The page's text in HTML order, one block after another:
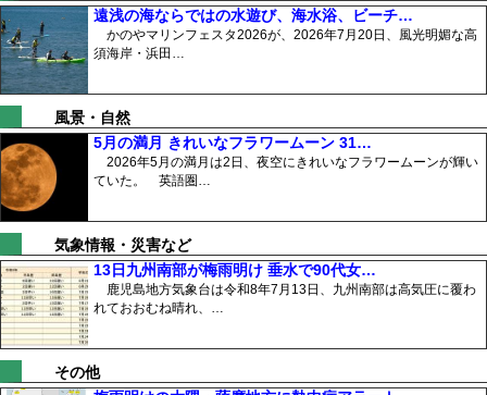
遠浅の海ならではの水遊び、海水浴、ビーチ…
かのやマリンフェスタ2026が、2026年7月20日、風光明媚な高
須海岸・浜田…
風景・自然
5月の満月 きれいなフラワームーン 31…
2026年5月の満月は2日、夜空にきれいなフラワームーンが輝い
ていた。 英語圏…
気象情報・災害など
13日九州南部が梅雨明け 垂水で90代女…
鹿児島地方気象台は令和8年7月13日、九州南部は高気圧に覆わ
れておおむね晴れ、…
その他